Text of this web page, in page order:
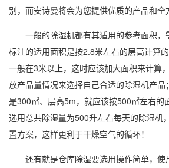
别，而安诗曼将会为您提供优质的产品和全
一般的除湿机都有其适用的参考面积，
标注的适用面积是按2.8米左右的层高计算
一般在3米以上，这时应该加大面积来计算
放产品量情况来选择自己合适的除湿机产品
是300㎡、层高5m，就应该按500㎡左右的
选用总共除湿量为500升左右每天的除湿机
置方案，这样更利于干燥空气的循环！
还有就是仓库除湿要选用操作简单，使